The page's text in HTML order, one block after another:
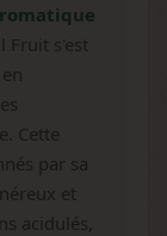
Fruit s'est
Cette
par sa
et
acidulés,